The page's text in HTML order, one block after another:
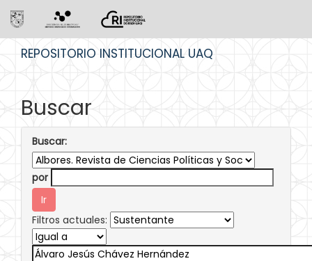
REPOSITORIO INSTITUCIONAL UAQ
Buscar
Buscar:
por
Filtros actuales: